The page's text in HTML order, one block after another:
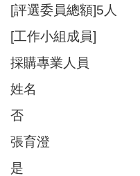
[評選委員總額]5人
[工作小組成員]
採購專業人員
姓名
否
張育澄
是